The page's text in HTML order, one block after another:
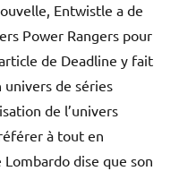
Entwistle a de
Power Rangers pour
de Deadline y fait
de séries
de l’univers
à tout en
dise que son